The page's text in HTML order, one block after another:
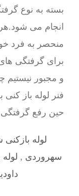
بسته به نوع
انجام می
منحصر به فرد
برای گرفتگی
و مجبور نیستیم
فنر لوله باز
حین رفع
لوله
سهروردی ,